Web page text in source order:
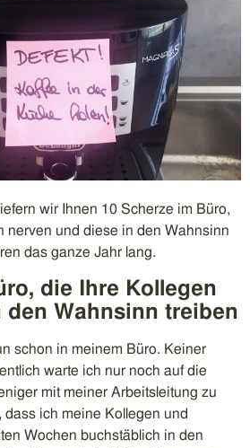
wir Ihnen 10 Scherze im Büro,
nerven und diese in den Wahnsinn
das ganze Jahr lang.
die Ihre Kollegen
den Wahnsinn treiben
schon in meinem Büro. Keiner
warte ich nur noch auf die
mit meiner Arbeitsleitung zu
dass ich meine Kollegen und
Wochen buchstäblich in den